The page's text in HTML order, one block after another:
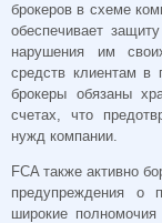
брокеров в схеме
обеспечивает
нарушения им
средств клиентам в
брокеры обязаны
счетах, что
нужд компании.
FCA также активно
предупреждения о
широкие